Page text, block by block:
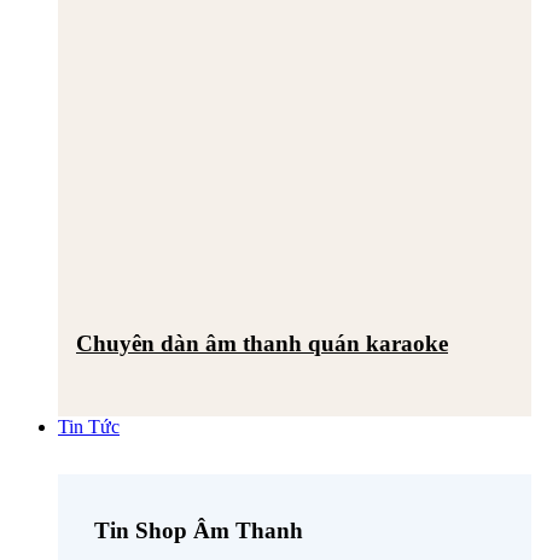
Chuyên dàn âm thanh quán karaoke
Tin Tức
Tin Shop Âm Thanh